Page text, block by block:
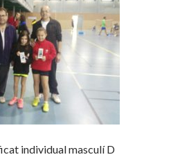
individual masculí D